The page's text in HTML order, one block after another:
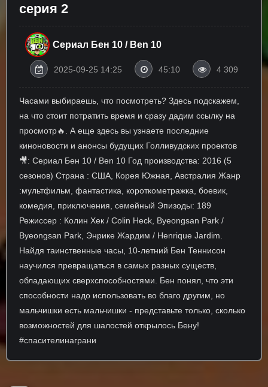
серия 2
Сериал Бен 10 / Ben 10
2025-09-25 14:25 45:10 4 309
Часами выбираешь, что посмотреть? Здесь подскажем,
на что стоит потратить время и сразу дадим ссылку на
просмотр🔥. А еще здесь вы узнаете последние
киноновости и анонсы будущих Голливудских проектов
🎥: Сериал Бен 10 / Ben 10 Год производства: 2016 (5
сезонов) Страна : США, Корея Южная, Австралия Жанр
:мультфильм, фантастика, короткометражка, боевик,
комедия, приключения, семейный Эпизоды: 189
Режиссер : Колин Хек / Colin Heck, Byeongsan Park /
Byeongsan Park, Энрике Жардим / Henrique Jardim.
Найдя таинственные часы, 10-летний Бен Теннисон
научился превращаться в самых разных существ,
обладающих сверхспособностями. Бен понял, что эти
способности надо использовать во благо другим, но
мальчишки есть мальчишки - представьте только, сколько
возможностей для шалостей открылось Бену!
#спасителинаграни